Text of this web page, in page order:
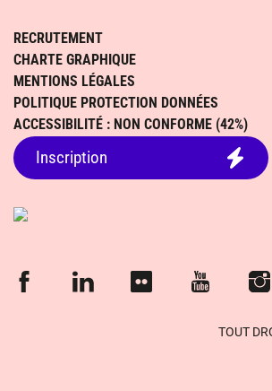
RECRUTEMENT
CHARTE GRAPHIQUE
MENTIONS LÉGALES
POLITIQUE PROTECTION DONNÉES
ACCESSIBILITÉ : NON CONFORME (42%)
Inscription
FacebookLinkedin Flickr Youtube
TOUT